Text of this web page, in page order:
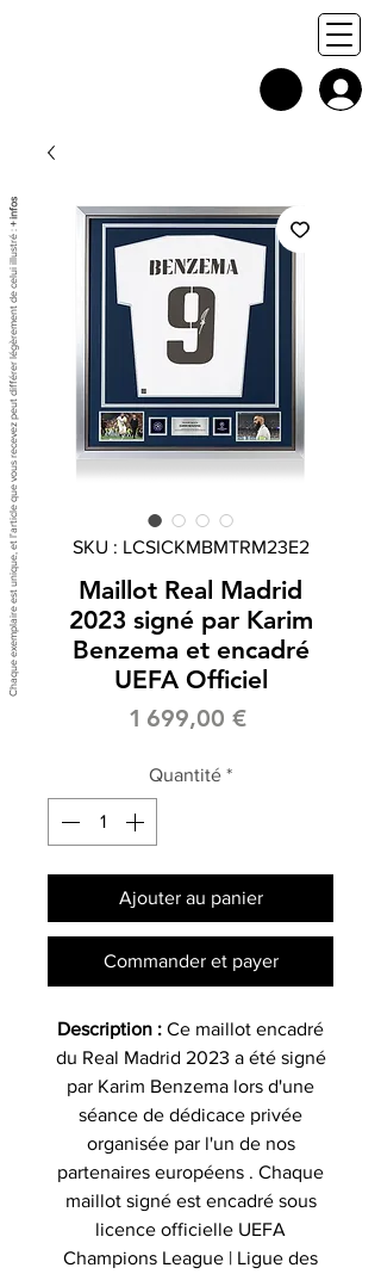
SKU : LCSICKMBMTRM23E2
Maillot Real Madrid
2023 signé par Karim
Benzema et encadré
UEFA Officiel
1 699,00 €Prix
Quantité *
Ajouter au panier
Commander et payer
Description : Ce maillot encadré
du Real Madrid 2023 a été signé
par Karim Benzema lors d'une
séance de dédicace privée
organisée par l'un de nos
partenaires européens . Chaque
maillot signé est encadré sous
licence officielle UEFA
Champions League | Ligue des
Chaque exemplaire est unique, et l'article que vous recevez peut différer légèrement de celui illustré :
+ infos